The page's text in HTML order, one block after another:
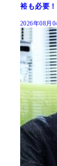
裕も必要
2026年08月